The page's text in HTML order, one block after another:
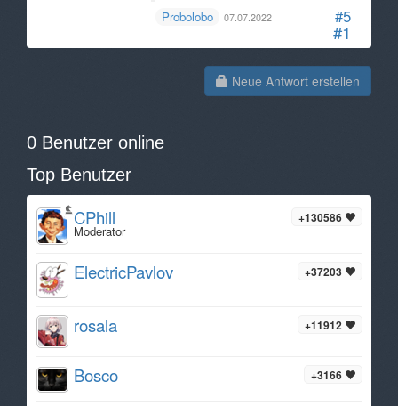
#1
#5
Probolobo 07.07.2022
Neue Antwort erstellen
0 Benutzer online
Top Benutzer
+130586
CPhill
Moderator
+37203
ElectricPavlov
+11912
rosala
+3166
Bosco